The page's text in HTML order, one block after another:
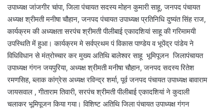
उपाध्यक्ष जांजगीर चांपा, जिला पंचायत सदस्य मोहन कुमारी साहू, जनपद पंचायत
अध्यक्ष श्रीमती मनीषा चौहान, जनपद पंचायत उपाध्यक्ष प्रतिनिधि दुष्यंत सिंह राज,
कार्यक्रम की अध्यक्षता सरपंच श्रीमती पीलीबाई एकादशियां साहू की गरिमामयी
उपस्थिति में हुआ। कार्यक्रम मे सर्वप्रथम पं विकास पाण्डेय व भूपेंद्र पांडेय ने
विधिविधान से मंत्रोच्चार कर मुख्य अतिथि बालेश्वर साहू भूमिपूजन जिलापंचायत
उपाध्यक्ष गंगन जयपुरिया, अध्यक्ष श्रीमती मनीषा चौहान, जनपद सदस्य रितेश
रमणसिह, ब्लाक कांग्रेस अध्यक्ष रविन्द्र शर्मा, पूर्व जनपद पंचायत उपाध्यक्ष बावाराम
जायसवाल , गीताराम तिवारी, सरपंच श्रीमती पीलीबाई एकादशियां ने कुदाली
चलाकर भूमिपूजन किया गया। विशिष्ट अतिथि जिला पंचायत उपाध्यक्ष गंगन